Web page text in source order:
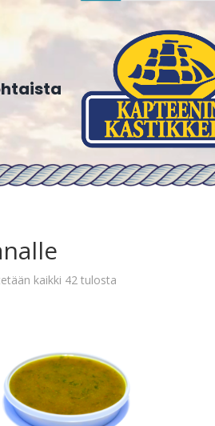
kaikki 42 tulosta